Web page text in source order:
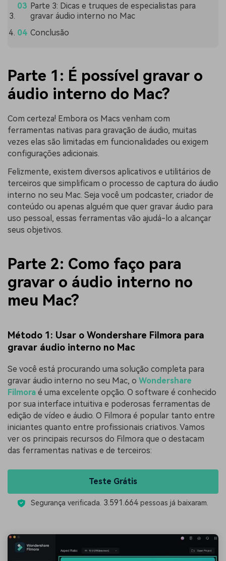
Parte 3: Dicas e truques de especialistas para
gravar áudio interno no Mac
Conclusão
Parte 1: É possível gravar o
áudio interno do Mac?
Com certeza! Embora os Macs venham com
ferramentas nativas para gravação de áudio, muitas
vezes elas são limitadas em funcionalidades ou exigem
configurações adicionais.
Felizmente, existem diversos aplicativos e utilitários de
terceiros que simplificam o processo de captura do áudio
interno no seu Mac. Seja você um podcaster, criador de
conteúdo ou apenas alguém que quer gravar áudio para
uso pessoal, essas ferramentas vão ajudá-lo a alcançar
seus objetivos.
Parte 2: Como faço para
gravar o áudio interno no
meu Mac?
Método 1: Usar o Wondershare Filmora para
gravar áudio interno no Mac
Se você está procurando uma solução completa para
gravar áudio interno no seu Mac, o Wondershare
Filmora é uma excelente opção. O software é conhecido
por sua interface intuitiva e poderosas ferramentas de
edição de vídeo e áudio. O Filmora é popular tanto entre
iniciantes quanto entre profissionais criativos. Vamos
ver os principais recursos do Filmora que o destacam
das ferramentas nativas e de terceiros:
Teste Grátis
Segurança verificada. 3.591.664pessoas já baixaram.